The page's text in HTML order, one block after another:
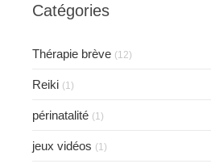
Catégories
Thérapie brève (12)
Reiki (1)
périnatalité (1)
jeux vidéos (1)